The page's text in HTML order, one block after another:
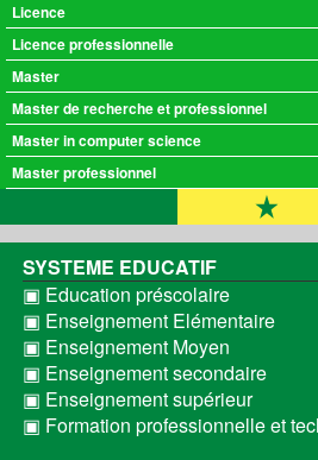
Licence
Licence professionnelle
Master
Master de recherche et professionnel
Master in computer science
Master professionnel
SYSTEME EDUCATIF
▣ Education préscolaire
▣ Enseignement Elémentaire
▣ Enseignement Moyen
▣ Enseignement secondaire
▣ Enseignement supérieur
▣ Formation professionnelle et